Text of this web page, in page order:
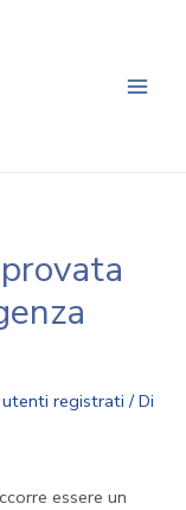
registrati / Di
essere un